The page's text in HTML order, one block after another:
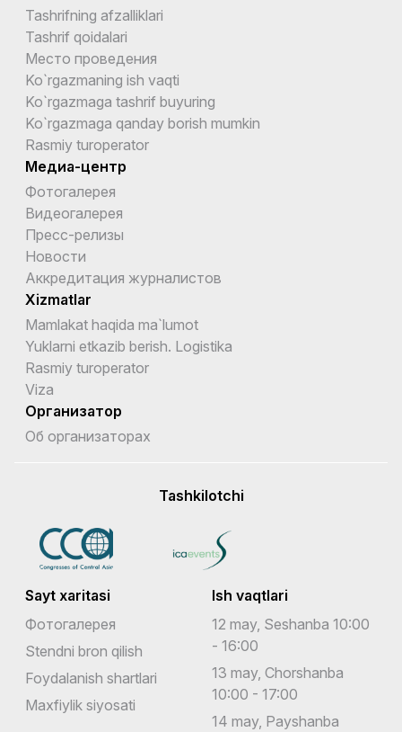
Tashrifning afzalliklari
Tashrif qoidalari
Место проведения
Ko`rgazmaning ish vaqti
Ko`rgazmaga tashrif buyuring
Ko`rgazmaga qanday borish mumkin
Rasmiy turoperator
Медиа-центр
Фотогалерея
Видеогалерея
Пресс-релизы
Новости
Аккредитация журналистов
Xizmatlar
Mamlakat haqida ma`lumot
Yuklarni etkazib berish. Logistika
Rasmiy turoperator
Viza
Организатор
Об организаторах
Tashkilotchi
Sayt xaritasi
Фотогалерея
Stendni bron qilish
Foydalanish shartlari
Maxfiylik siyosati
Ish vaqtlari
12 may, Seshanba 10:00
- 16:00
13 may, Chorshanba
10:00 - 17:00
14 may, Payshanba